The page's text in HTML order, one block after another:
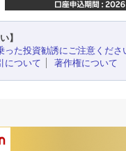
】
った投資勧誘にご注意くださ
について
著作権について